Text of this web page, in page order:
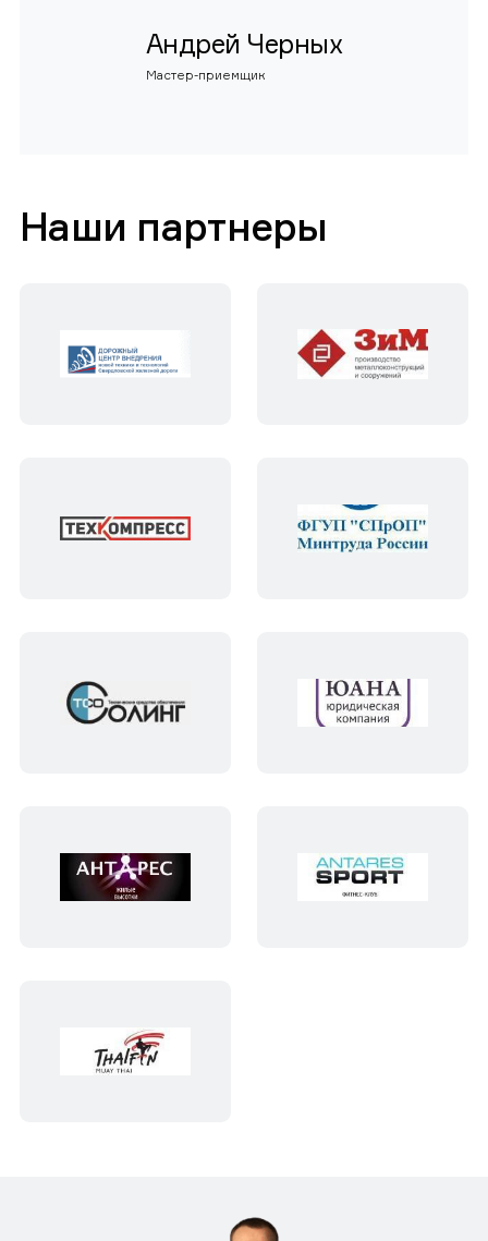
Андрей Черных
Мастер-приемщик
Наши партнеры